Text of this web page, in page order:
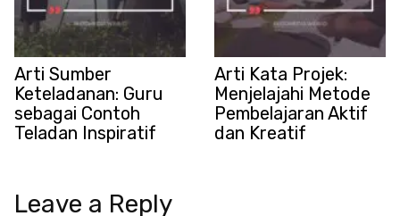
Arti Sumber
Keteladanan: Guru
sebagai Contoh
Teladan Inspiratif
Arti Kata Projek:
Menjelajahi Metode
Pembelajaran Aktif
dan Kreatif
Leave a Reply